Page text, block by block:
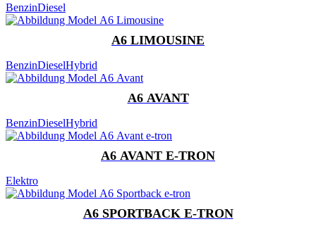
BenzinDiesel
A6 LIMOUSINE
BenzinDieselHybrid
A6 AVANT
BenzinDieselHybrid
A6 AVANT E-TRON
Elektro
A6 SPORTBACK E-TRON